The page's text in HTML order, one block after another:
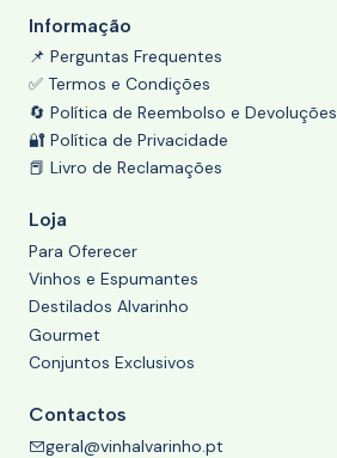
Informação
📌 Perguntas Frequentes
✅ Termos e Condições
🔄 Política de Reembolso e Devoluções
🔐 Política de Privacidade
📕 Livro de Reclamações
Loja
Para Oferecer
Vinhos e Espumantes
Destilados Alvarinho
Gourmet
Conjuntos Exclusivos
Contactos
geral@vinhalvarinho.pt